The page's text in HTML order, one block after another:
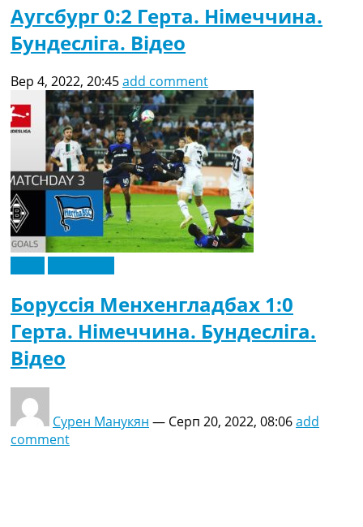
Аугсбург 0:2 Герта. Німеччина.
Бундесліга. Відео
Вер 4, 2022, 20:45add comment
Боруссія Менхенгладбах 1:0
Герта. Німеччина. Бундесліга.
Відео
Сурен Манукян — Серп 20, 2022, 08:06add
comment